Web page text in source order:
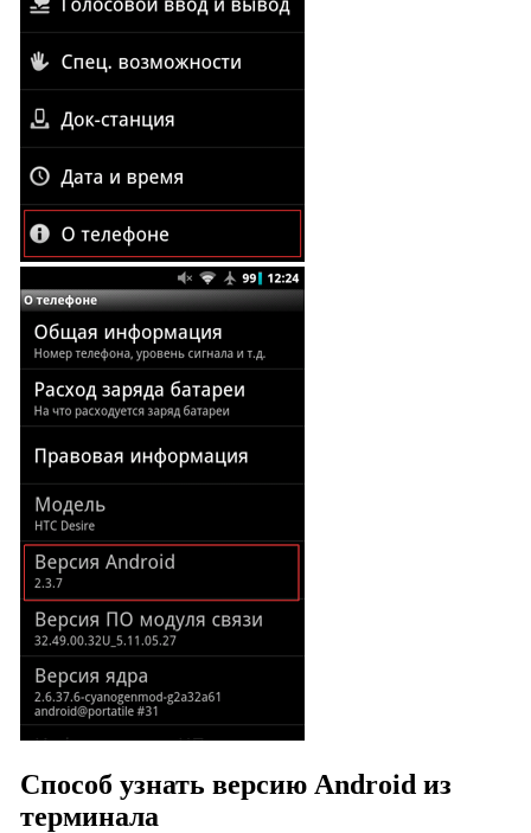
Способ узнать версию Android из
терминала